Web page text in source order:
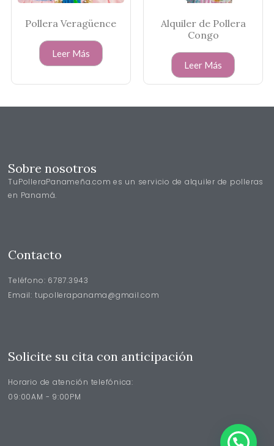
Pollera Veragüence
Leer Más
Alquiler de Pollera
Congo
Leer Más
Sobre nosotros
TuPolleraPanameña.com es un servicio de alquiler de polleras
en Panamá.
Contacto
Teléfono: 6787.3943
Email: tupollerapanama@gmail.com
Solicite su cita con anticipación
Horario de atención telefónica:
09:00AM - 9:00PM